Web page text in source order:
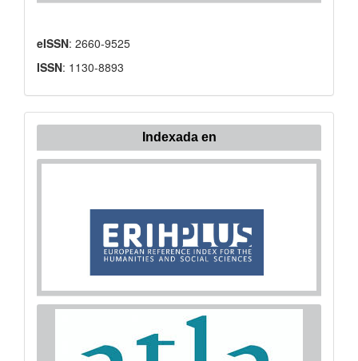
eISSN: 2660-9525
ISSN: 1130-8893
Indexada en